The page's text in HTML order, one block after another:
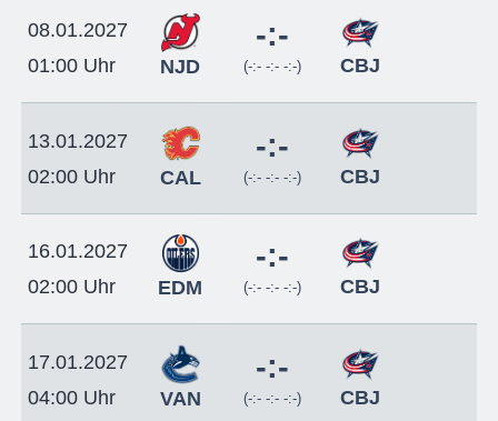
08.01.2027
01:00 Uhr
NJD
-:-
(-:- -:- -:-) CBJ
13.01.2027
02:00 Uhr
CAL
-:-
(-:- -:- -:-) CBJ
16.01.2027
02:00 Uhr
EDM
-:-
(-:- -:- -:-) CBJ
17.01.2027
04:00 Uhr
VAN
-:-
(-:- -:- -:-) CBJ